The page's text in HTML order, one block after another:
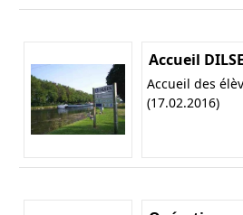
Accueil
Accueil des
(17.02.2016)